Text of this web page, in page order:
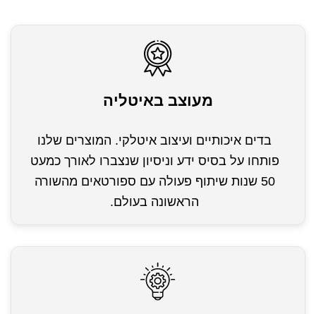
מעוצב באיטליה
בדים איכותיים ועיצוב איטלקי. המוצרים שלנו
פותחו על בסיס ידע וניסיון שנצברו לאורך כמעט
50 שנות שיתוף פעולה עם ספורטאים מהשורה
הראשונה בעולם.